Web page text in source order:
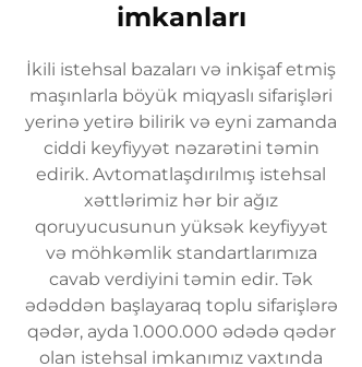
imkanları
İkili istehsal bazaları və inkişaf etmiş
maşınlarla böyük miqyaslı sifarişləri
yerinə yetirə bilirik və eyni zamanda
ciddi keyfiyyət nəzarətini təmin
edirik. Avtomatlaşdırılmış istehsal
xəttlərimiz hər bir ağız
qoruyucusunun yüksək keyfiyyət
və möhkəmlik standartlarımıza
cavab verdiyini təmin edir. Tək
ədəddən başlayaraq toplu sifarişlərə
qədər, ayda 1.000.000 ədədə qədər
olan istehsal imkanımız vaxtında